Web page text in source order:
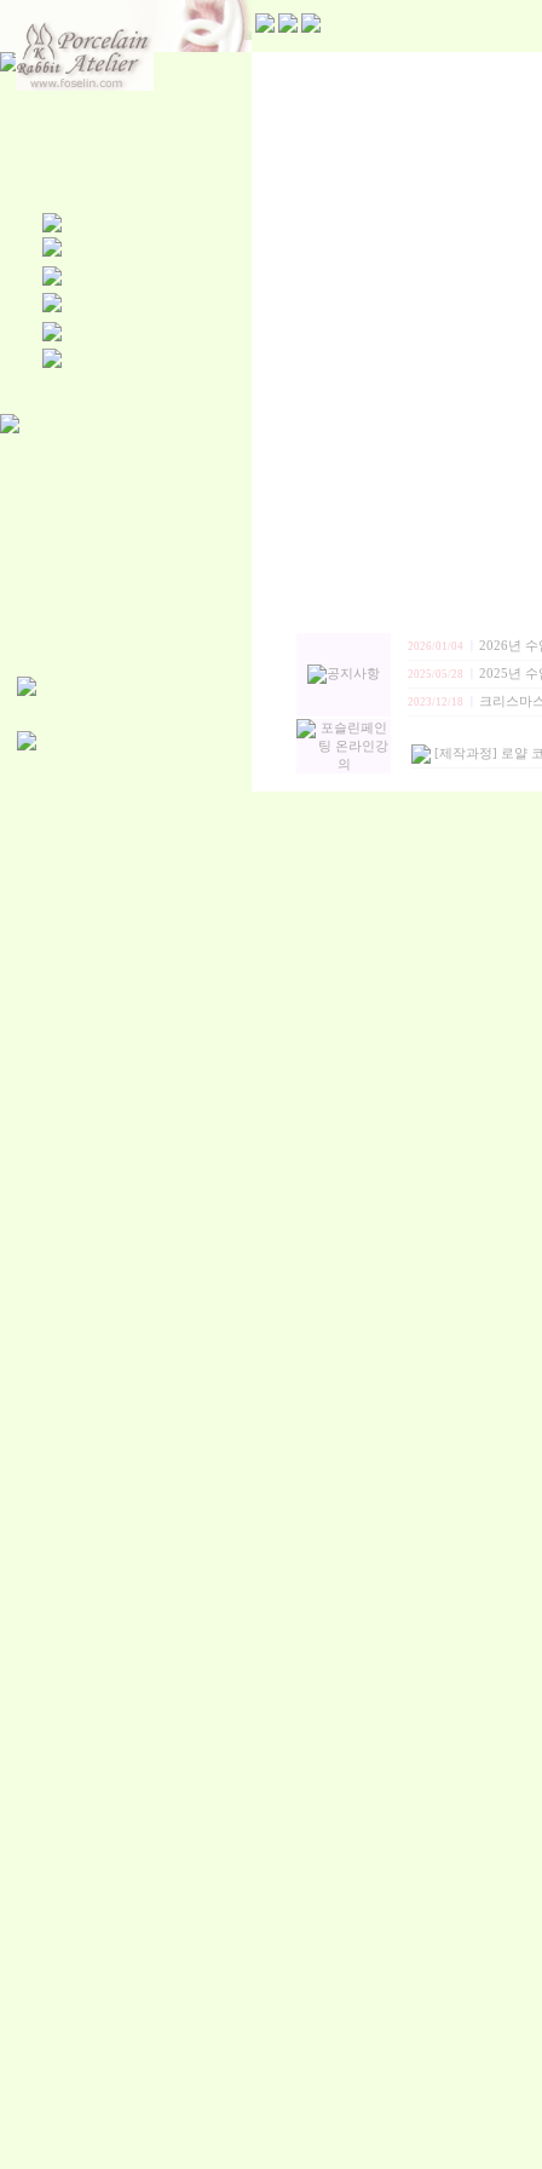
2026/01/04 2026년
2025/05/28 2025년 수
2023/12/18 크리스마
[제작과정] 로얄